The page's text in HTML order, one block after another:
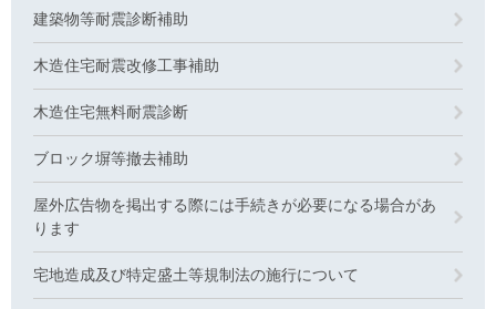
建築物等耐震診断補助
木造住宅耐震改修工事補助
木造住宅無料耐震診断
ブロック塀等撤去補助
屋外広告物を掲出する際には手続きが必要になる場合があ
ります
宅地造成及び特定盛土等規制法の施行について